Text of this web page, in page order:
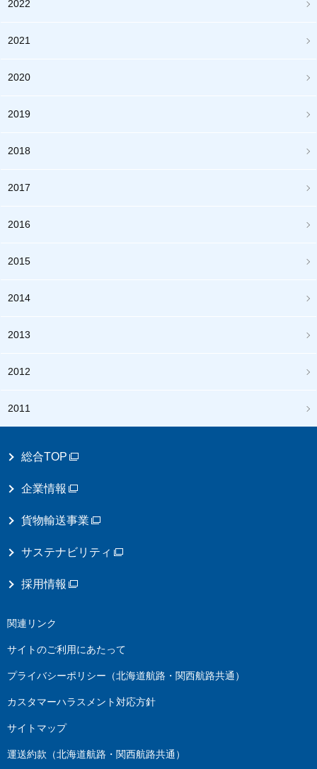
2022
2021
2020
2019
2018
2017
2016
2015
2014
2013
2012
2011
総合TOP
企業情報
貨物輸送事業
サステナビリティ
採用情報
関連リンク
サイトのご利用にあたって
プライバシーポリシー（北海道航路・関西航路共通）
カスタマーハラスメント対応方針
サイトマップ
運送約款（北海道航路・関西航路共通）